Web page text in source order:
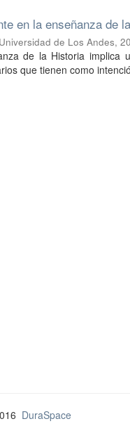
en la enseñanza de
Universidad de Los Andes,
de la Historia
que tienen como
DuraSpace